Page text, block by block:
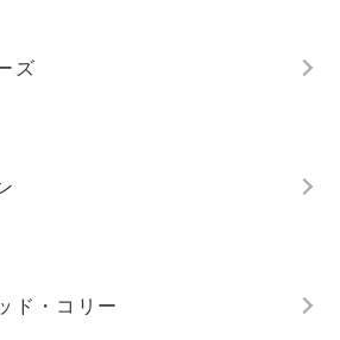
ズ
ド・コリー